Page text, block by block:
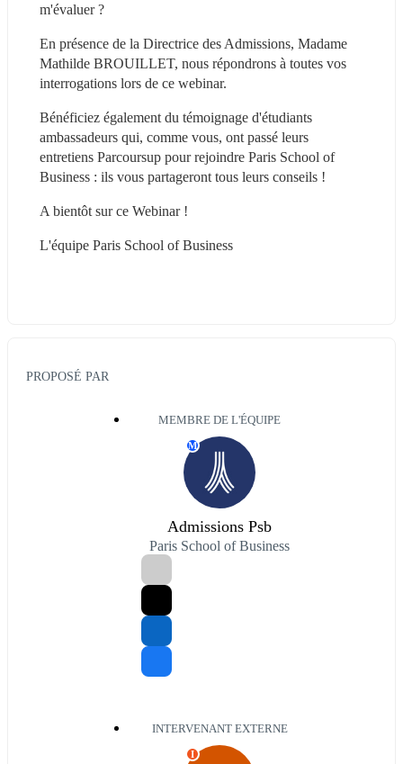
m'évaluer ?
En présence de la Directrice des Admissions, Madame
Mathilde BROUILLET, nous répondrons à toutes vos
interrogations lors de ce webinar.
Bénéficiez également du témoignage d'étudiants
ambassadeurs qui, comme vous, ont passé leurs
entretiens Parcoursup pour rejoindre Paris School of
Business : ils vous partageront tous leurs conseils !
A bientôt sur ce Webinar !
L'équipe Paris School of Business
PROPOSÉ PAR
MEMBRE DE L'ÉQUIPE
M
Admissions Psb
Paris School of Business
INTERVENANT EXTERNE
I